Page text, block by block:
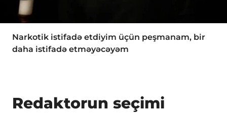
Narkotik istifadə etdiyim üçün peşmanam, bir
daha istifadə etməyəcəyəm
Redaktorun seçimi